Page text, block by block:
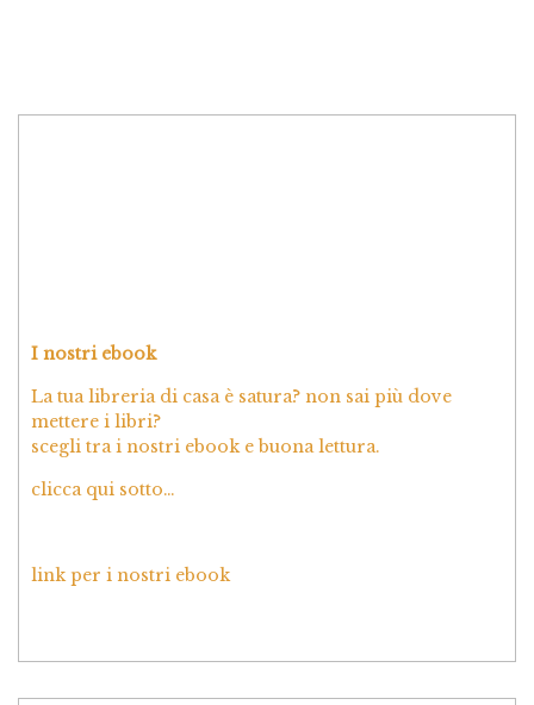
I nostri ebook
La tua libreria di casa è satura? non sai più dove
mettere i libri?
scegli tra i nostri ebook e buona lettura.
clicca qui sotto…
link per i nostri ebook